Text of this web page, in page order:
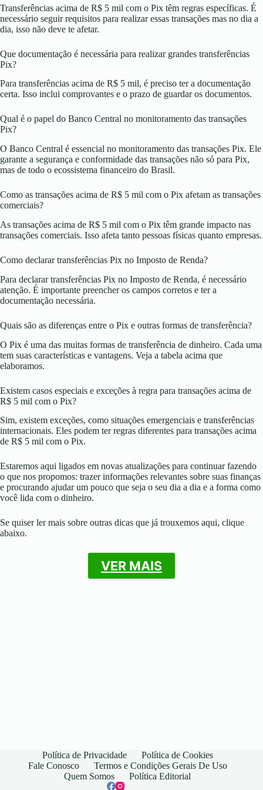
Transferências acima de R$ 5 mil com o Pix têm regras específicas. É
necessário seguir requisitos para realizar essas transações mas no dia a
dia, isso não deve te afetar.
Que documentação é necessária para realizar grandes transferências
Pix?
Para transferências acima de R$ 5 mil, é preciso ter a documentação
certa. Isso inclui comprovantes e o prazo de guardar os documentos.
Qual é o papel do Banco Central no monitoramento das transações
Pix?
O Banco Central é essencial no monitoramento das transações Pix. Ele
garante a segurança e conformidade das transações não só para Pix,
mas de todo o ecossistema financeiro do Brasil.
Como as transações acima de R$ 5 mil com o Pix afetam as transações
comerciais?
As transações acima de R$ 5 mil com o Pix têm grande impacto nas
transações comerciais. Isso afeta tanto pessoas físicas quanto empresas.
Como declarar transferências Pix no Imposto de Renda?
Para declarar transferências Pix no Imposto de Renda, é necessário
atenção. É importante preencher os campos corretos e ter a
documentação necessária.
Quais são as diferenças entre o Pix e outras formas de transferência?
O Pix é uma das muitas formas de transferência de dinheiro. Cada uma
tem suas características e vantagens. Veja a tabela acima que
elaboramos.
Existem casos especiais e exceções à regra para transações acima de
R$ 5 mil com o Pix?
Sim, existem exceções, como situações emergenciais e transferências
internacionais. Eles podem ter regras diferentes para transações acima
de R$ 5 mil com o Pix.
Estaremos aqui ligados em novas atualizações para continuar fazendo
o que nos propomos: trazer informações relevantes sobre suas finanças
e procurando ajudar um pouco que seja o seu dia a dia e a forma como
você lida com o dinheiro.
Se quiser ler mais sobre outras dicas que já trouxemos aqui, clique
abaixo.
VER MAIS
Política de Privacidade
Política de Cookies
Fale Conosco
Termos e Condições Gerais De Uso
Quem Somos
Política Editorial